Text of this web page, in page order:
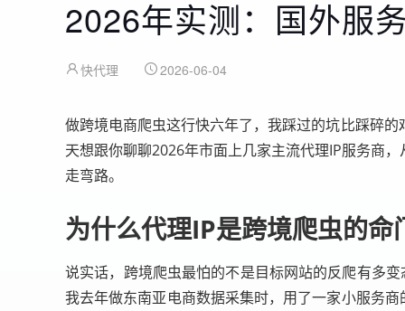
2026年实测：国外服
快代理 2026-06-04
做跨境电商爬虫这行快六年了，我踩过的坑比踩碎
天想跟你聊聊2026年市面上几家主流代理IP服务商
走弯路。
为什么代理IP是跨境爬虫的命
说实话，跨境爬虫最怕的不是目标网站的反爬有多
我去年做东南亚电商数据采集时，用了一家小服务